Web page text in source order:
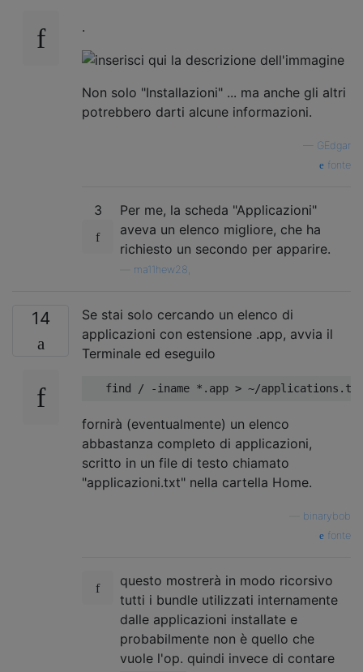
.
Non solo "Installazioni" ... ma anche gli altri
potrebbero darti alcune informazioni.
GEdgar
fonte
3
Per me, la scheda "Applicazioni"
aveva un elenco migliore, che ha
richiesto un secondo per apparire.
ma11hew28,
14
Se stai solo cercando un elenco di
applicazioni con estensione .app, avvia il
Terminale ed eseguilo
fornirà (eventualmente) un elenco
abbastanza completo di applicazioni,
scritto in un file di testo chiamato
"applicazioni.txt" nella cartella Home.
binarybob
fonte
questo mostrerà in modo ricorsivo
tutti i bundle utilizzati internamente
dalle applicazioni installate e
probabilmente non è quello che
vuole l'op. quindi invece di contare